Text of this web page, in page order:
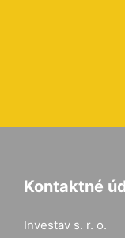
Kontaktné
Investav s. r. o.